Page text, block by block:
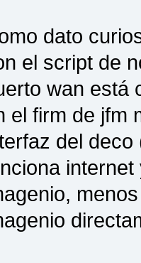
dato
el script de
wan está
el firm de jfm
del